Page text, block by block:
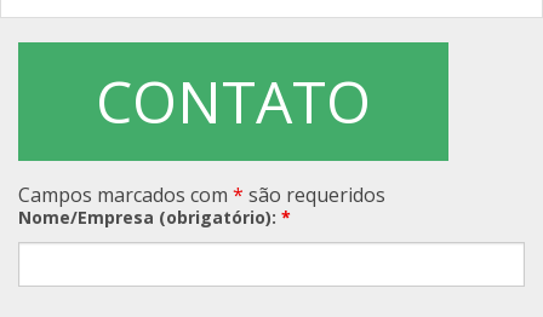
CONTATO
Campos marcados com * são requeridos
Nome/Empresa (obrigatório): *